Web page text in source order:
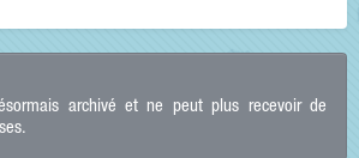
archivé et ne peut plus recevoir de